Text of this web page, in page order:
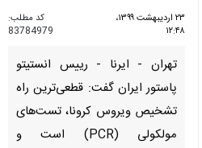
۲۳ اردیبهشت ۱۳۹۹،
۱۲:۴۸
کد مطلب:
83784979
تهران - ایرنا - رییس انستیتو
پاستور ایران گفت: قطعی‌ترین راه
تشخیص ویروس کرونا، تست‌های
مولکولی (PCR) است و